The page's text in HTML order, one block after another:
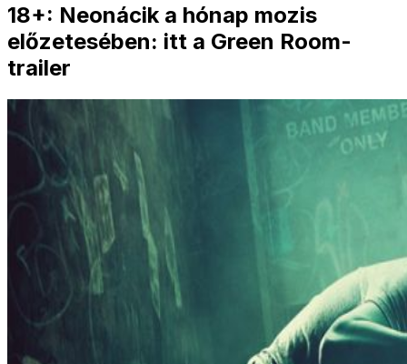
18+: Neonácik a hónap mozis
előzetesében: itt a Green Room-
trailer